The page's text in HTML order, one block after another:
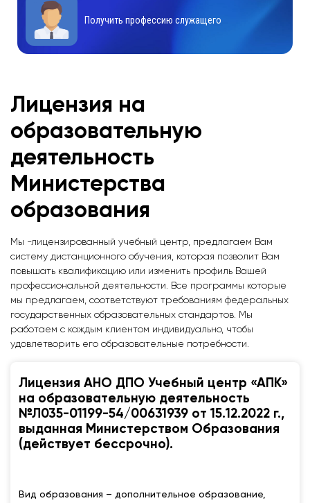
Получить профессию служащего
Лицензия на
образовательную
деятельность
Министерства
образования
Мы -лицензированный учебный центр, предлагаем Вам
систему дистанционного обучения, которая позволит Вам
повышать квалификацию или изменить профиль Вашей
профессиональной деятельности. Все программы которые
мы предлагаем, соответствуют требованиям федеральных
государственных образовательных стандартов. Мы
работаем с каждым клиентом индивидуально, чтобы
удовлетворить его образовательные потребности.
Лицензия АНО ДПО Учебный центр «АПК»
на образовательную деятельность
№Л035-01199-54/00631939 от 15.12.2022 г.,
выданная Министерством Образования
(действует бессрочно).
Вид образования – дополнительное образование,